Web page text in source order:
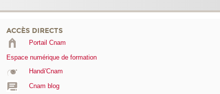
ACCÈS DIRECTS
Portail Cnam
Espace numérique de formation
Handi'Cnam
Cnam blog